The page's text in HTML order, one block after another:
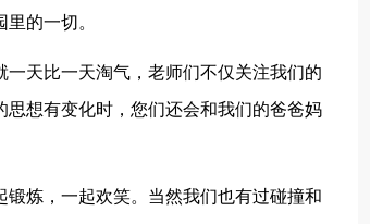
的一切。
天比一天淘气，老师们不仅关注我们的
想有变化时，您们还会和我们的爸爸妈
炼，一起欢笑。当然我们也有过碰撞和